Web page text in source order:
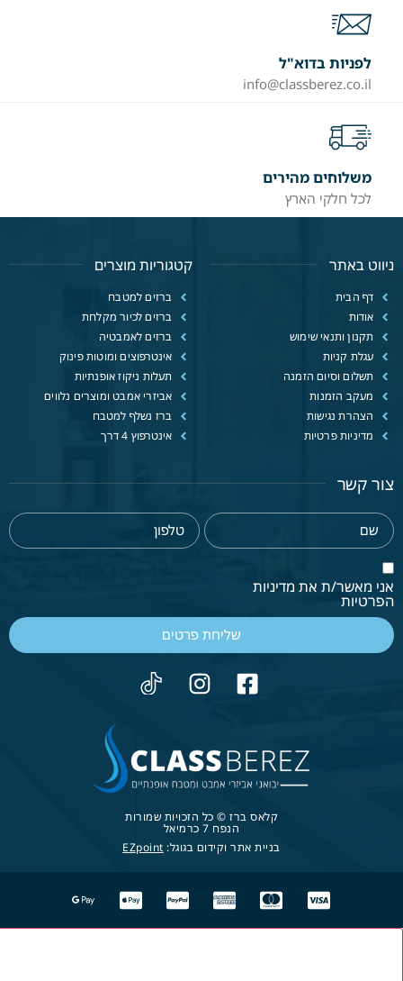
לפניות בדוא"ל
info@classberez.co.il
משלוחים מהירים
לכל חלקי הארץ
ניווט באתר
דף הבית
אודות
תקנון ותנאי שימוש
עגלת קניות
תשלום וסיום הזמנה
מעקב הזמנות
הצהרת נגישות
מדיניות פרטיות
קטגוריות מוצרים
ברזים למטבח
ברזים לכיור מקלחת
ברזים לאמבטיה
אינטרפוצים ומוטות פינוק
תעלות ניקוז אופנתיות
אביזרי אמבט ומוצרים נלווים
ברז נשלף למטבח
אינטרפוץ 4 דרך
צור קשר
אני מאשר/ת את מדיניות
הפרטיות
שליחת פרטים
קלאס ברז © כל הזכויות שמורות
הנפח 7 כרמיאל
בניית אתר וקידום בגוגל: EZpoint